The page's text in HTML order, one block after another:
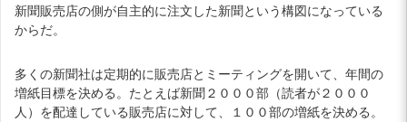
新聞販売店の側が自主的に注文した新聞という構図になっている
からだ。
多くの新聞社は定期的に販売店とミーティングを開いて、年間の
増紙目標を決める。たとえば新聞２０００部（読者が２０００
人）を配達している販売店に対して、１００部の増紙を決める。